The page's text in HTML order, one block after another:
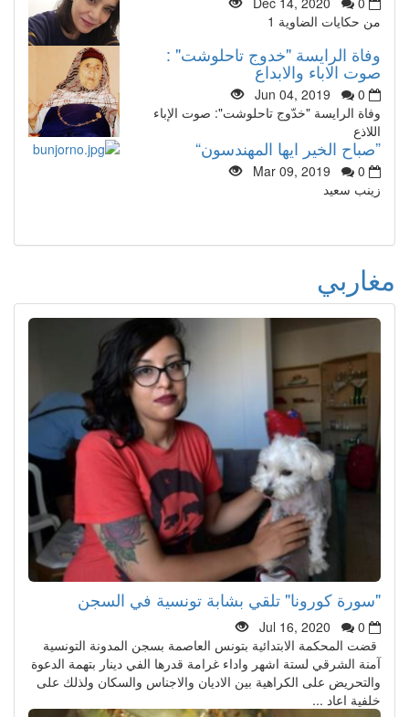
من حكايات الضاوية 1
وفاة الرايسة "خدوج تاحلوشت" :
صوت الاباء والابداع
Jun 04, 2019
0
وفاة الرايسة "خدّوج تاحلوشت": صوت الإباء
اللاذع
”صباح الخير ايها المهندسون“
Mar 09, 2019
0
زينب سعيد
مغاربي
"سورة كورونا" تلقي بشابة تونسية في السجن
Jul 16, 2020
0
قضت المحكمة الابتدائية بتونس العاصمة بسجن المدونة التونسية
آمنة الشرقي لستة اشهر واداء غرامة قدرها الفي دينار بتهمة الدعوة
والتحريض على الكراهية بين الاديان والاجناس والسكان ولذلك على
خلفية اعاد ...